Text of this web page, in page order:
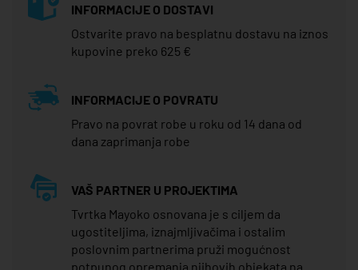
INFORMACIJE O DOSTAVI
Ostvarite pravo na besplatnu dostavu na iznos
kupovine preko 625 €
INFORMACIJE O POVRATU
Pravo na povrat robe u roku od 14 dana od
dana zaprimanja robe
VAŠ PARTNER U PROJEKTIMA
Tvrtka Mayoko osnovana je s ciljem da
ugostiteljima, iznajmljivačima i ostalim
poslovnim partnerima pruži mogućnost
potpunog opremanja njihovih objekata na